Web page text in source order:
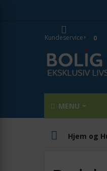
Kundeservice 0
MENU
Hjem og